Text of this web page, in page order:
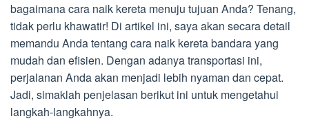
bagaimana cara naik kereta menuju tujuan Anda? Tenang,
tidak perlu khawatir! Di artikel ini, saya akan secara detail
memandu Anda tentang cara naik kereta bandara yang
mudah dan efisien. Dengan adanya transportasi ini,
perjalanan Anda akan menjadi lebih nyaman dan cepat.
Jadi, simaklah penjelasan berikut ini untuk mengetahui
langkah-langkahnya.